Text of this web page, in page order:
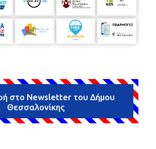
στο Newsletter του Δήμου
Θεσσαλονίκης